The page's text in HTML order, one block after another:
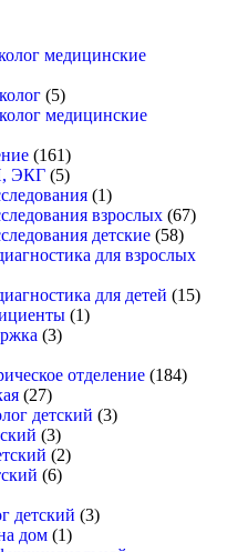
медицинские
(5)
медицинские
(161)
ЭКГ (5)
(1)
взрослых (67)
детские (58)
для взрослых
для детей (15)
(1)
(3)
отделение (184)
(27)
детский (3)
(3)
(2)
(6)
детский (3)
дом (1)